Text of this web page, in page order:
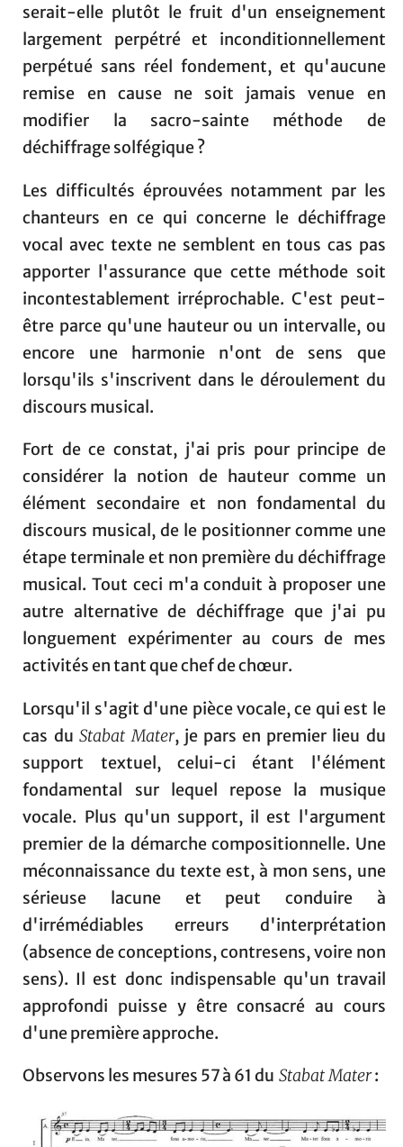
serait-elle plutôt le fruit d'un enseignement
largement perpétré et inconditionnellement
perpétué sans réel fondement, et qu'aucune
remise en cause ne soit jamais venue en
modifier la sacro-sainte méthode de
déchiffrage solfégique ?
Les difficultés éprouvées notamment par les
chanteurs en ce qui concerne le déchiffrage
vocal avec texte ne semblent en tous cas pas
apporter l'assurance que cette méthode soit
incontestablement irréprochable. C'est peut-
être parce qu'une hauteur ou un intervalle, ou
encore une harmonie n'ont de sens que
lorsqu'ils s'inscrivent dans le déroulement du
discours musical.
Fort de ce constat, j'ai pris pour principe de
considérer la notion de hauteur comme un
élément secondaire et non fondamental du
discours musical, de le positionner comme une
étape terminale et non première du déchiffrage
musical. Tout ceci m'a conduit à proposer une
autre alternative de déchiffrage que j'ai pu
longuement expérimenter au cours de mes
activités en tant que chef de chœur.
Lorsqu'il s'agit d'une pièce vocale, ce qui est le
cas du Stabat Mater, je pars en premier lieu du
support textuel, celui-ci étant l'élément
fondamental sur lequel repose la musique
vocale. Plus qu'un support, il est l'argument
premier de la démarche compositionnelle. Une
méconnaissance du texte est, à mon sens, une
sérieuse lacune et peut conduire à
d'irrémédiables erreurs d'interprétation
(absence de conceptions, contresens, voire non
sens). Il est donc indispensable qu'un travail
approfondi puisse y être consacré au cours
d'une première approche.
Observons les mesures 57 à 61 du Stabat Mater: